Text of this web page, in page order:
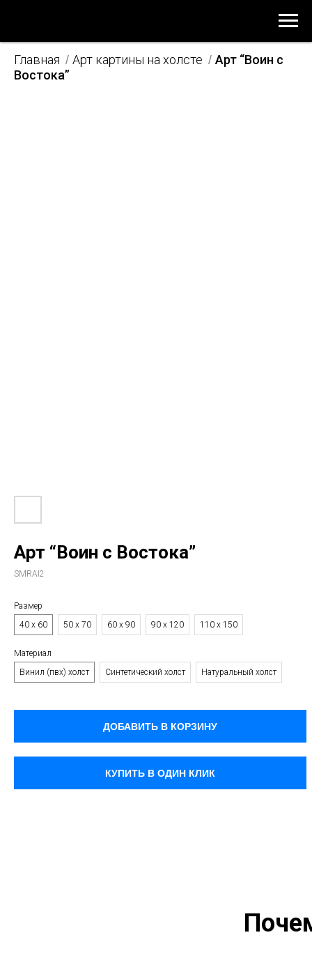
Главная / Арт картины на холсте / Арт “Воин с
Востока”
Арт “Воин с Востока”
SMRAI2
Размер
40 х 60
50 х 70 60 х 90 90 х 120 110 х 150
Материал
Винил (пвх) холст
Синтетический холст Натуральный холст
ДОБАВИТЬ В КОРЗИНУ
КУПИТЬ В ОДИН КЛИК